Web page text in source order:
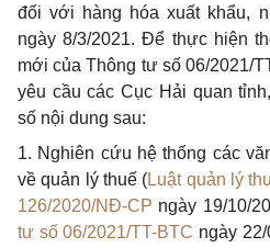
đối với hàng hóa xuất khẩu,
ngày 8/3/2021. Để thực hiện
mới của Thông tư số 06/2021/
yêu cầu các Cục Hải quan
số nội dung sau:
1. Nghiên cứu hệ thống các
về quản lý thuế (Luật quản lý
126/2020/NĐ-CP ngày 19/10/
tư số 06/2021/TT-BTC ngày